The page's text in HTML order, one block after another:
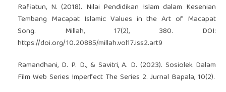
Rafiatun, N. (2018). Nilai Pendidikan Islam dalam Kesenian
Tembang Macapat Islamic Values in the Art of Macapat
Song. Millah, 17(2), 380. DOI:
https://doi.org/10.20885/millah.vol17.iss2.art9
Ramandhani, D. P. D., & Savitri, A. D. (2023). Sosiolek Dalam
Film Web Series Imperfect The Series 2. Jurnal Bapala, 10(2).